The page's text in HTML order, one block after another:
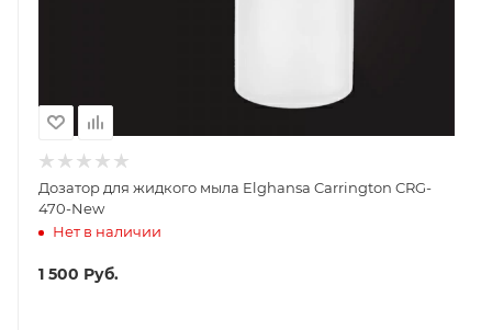
Дозатор для жидкого мыла Elghansa Carrington CRG-
470-New
Нет в наличии
1 500 Руб.